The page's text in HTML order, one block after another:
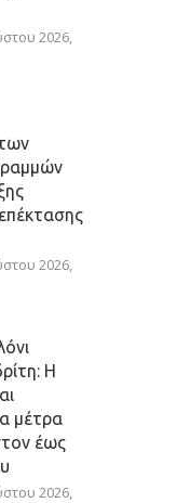
2026,
2026,
Η
μέτρα
έως
2026,